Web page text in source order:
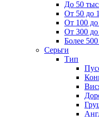
До 50
От 50 до
От 100
От 300
Более
Серьги
Тип